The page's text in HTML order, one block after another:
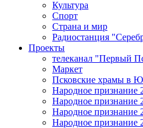
Культура
Спорт
Страна и мир
Радиостанция
Проекты
телеканал "Первый
Маркет
Псковские храмы в
Народное признание
Народное признание
Народное признание
Народное признание